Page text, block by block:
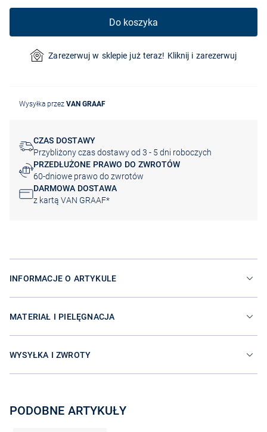
Do koszyka
Zarezerwuj w sklepie już teraz! Kliknij i zarezerwuj
Wysyłka przez VAN GRAAF
CZAS DOSTAWY
Przybliżony czas dostawy od 3 - 5 dni roboczych
PRZEDŁUŻONE PRAWO DO ZWROTÓW
60-dniowe prawo do zwrotów
DARMOWA DOSTAWA
z kartą VAN GRAAF*
INFORMACJE O ARTYKULE
MATERIAŁ I PIELĘGNACJA
WYSYŁKA I ZWROTY
PODOBNE ARTYKUŁY